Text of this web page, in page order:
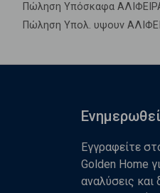
Πώληση Υπόσκαφα
Πώληση Υπολ. υψουν
Εγγραφείτε
Golden Home
αναλύσεις και